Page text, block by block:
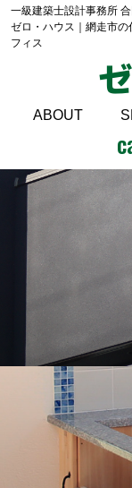
一級建築士設計事務所
ゼロ・ハウス｜網走市
フィス
ABOUT